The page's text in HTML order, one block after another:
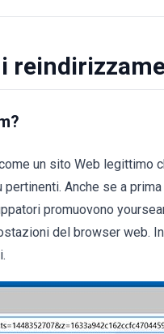
un sito Web legittimo
Anche se a
promuovono
del browser web.